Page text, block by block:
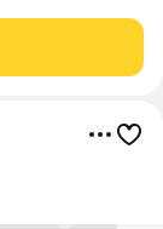
caнузeл c